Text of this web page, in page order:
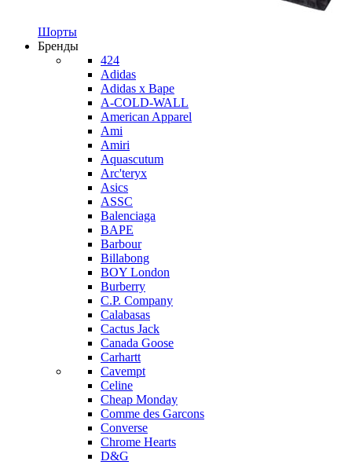
Шорты
Бренды
424
Adidas
Adidas x Bape
A-COLD-WALL
American Apparel
Ami
Amiri
Aquascutum
Arc'teryx
Asics
ASSC
Balenciaga
BAPE
Barbour
Billabong
BOY London
Burberry
C.P. Company
Calabasas
Cactus Jack
Canada Goose
Carhartt
Cavempt
Celine
Cheap Monday
Comme des Garcons
Converse
Chrome Hearts
D&G